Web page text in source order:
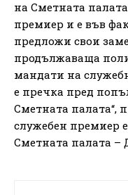
на Сметната
премиер и е във
предложи свои
продължаваща
мандати на
е пречка пред
Сметната
служебен премиер
Сметната палата –